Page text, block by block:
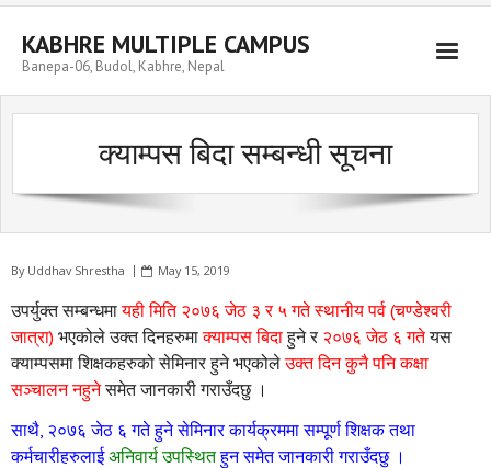
Skip
contentKABHRE MULTIPLE CAMPUS
Banepa-06, Budol, Kabhre, Nepal
क्याम्पस बिदा सम्बन्धी सूचना
By Uddhav Shrestha May 15, 2019
उपर्युक्त सम्बन्धमायही मिति २०७६ जेठ ३ र ५ गते स्थानीय पर्व (चण्डेश्वरी
जात्रा) भएकोले उक्त दिनहरुमाक्याम्पस बिदाहुने र २०७६ जेठ ६ गतेयस
क्याम्पसमा शिक्षकहरुको सेमिनार हुने भएकोलेउक्त दिन कुनै पनि कक्षा
सञ्चालन नहुनेसमेत जानकारी गराउँदछु ।
साथै, २०७६ जेठ ६ गते हुने सेमिनार कार्यक्रममा सम्पूर्ण शिक्षक तथा
कर्मचारीहरुलाईअनिवार्य उपस्थितहुन समेत जानकारी गराउँदछु ।